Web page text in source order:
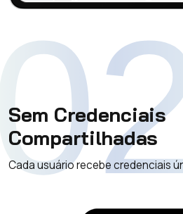
Sem Credenciais
Compartilhadas
Cada usuário recebe credenciais